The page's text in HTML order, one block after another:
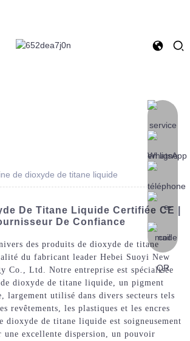
de dioxyde de titane liquide
De Titane Liquide Certifiée CE |
De Confiance
des produits de dioxyde de titane
du fabricant leader Hebei Suoyi New
Co., Ltd. Notre entreprise est spécialisée
dioxyde de titane liquide, un pigment
largement utilisé dans divers secteurs tels
revêtements, les plastiques et les encres
de titane liquide est soigneusement
excellente dispersion, un pouvoir